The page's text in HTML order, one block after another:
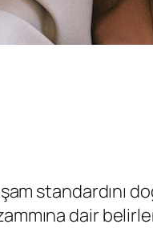
standardını
dair